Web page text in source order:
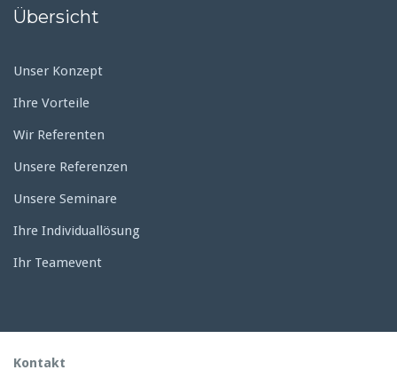
Übersicht
Unser Konzept
Ihre Vorteile
Wir Referenten
Unsere Referenzen
Unsere Seminare
Ihre Individuallösung
Ihr Teamevent
Kontakt